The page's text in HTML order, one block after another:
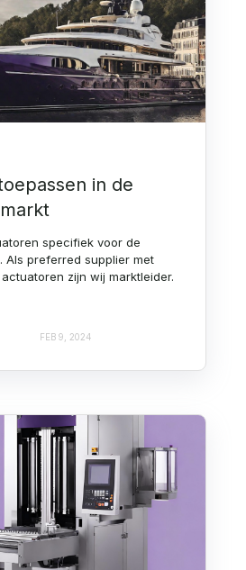
in de
specifiek voor de
Als preferred supplier met
actuatoren zijn wij marktleider.
FEB 9, 2024